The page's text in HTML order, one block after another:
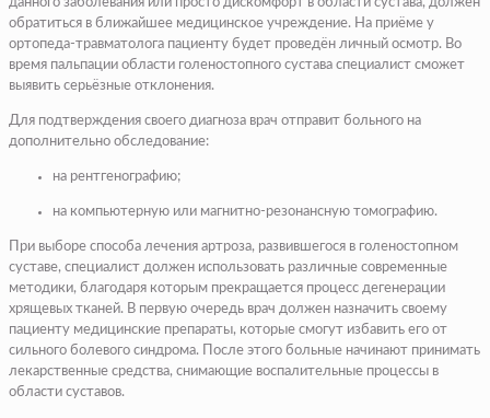
обратиться в ближайшее медицинское учреждение. На приёме у
ортопеда-травматолога пациенту будет проведён личный осмотр. Во
время пальпации области голеностопного сустава специалист сможет
выявить серьёзные отклонения.
Для подтверждения своего диагноза врач отправит больного на
дополнительно обследование:
на рентгенографию;
на компьютерную или магнитно-резонансную томографию.
При выборе способа лечения артроза, развившегося в голеностопном
суставе, специалист должен использовать различные современные
методики, благодаря которым прекращается процесс дегенерации
хрящевых тканей. В первую очередь врач должен назначить своему
пациенту медицинские препараты, которые смогут избавить его от
сильного болевого синдрома. После этого больные начинают принимать
лекарственные средства, снимающие воспалительные процессы в
области суставов.